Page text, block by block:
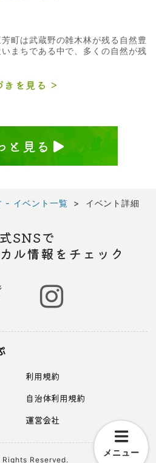
町は武蔵野の雑木林が残る自然豊
まちである中で、多くの自然が残
きを見る
と見る
- イベント一覧 イベント詳細
メニュー
SNSで
ル情報をチェック
利用規約
自治体利用規約
運営会社
Reserved.